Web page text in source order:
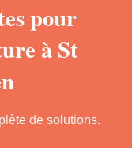
pour
à St
de solutions.